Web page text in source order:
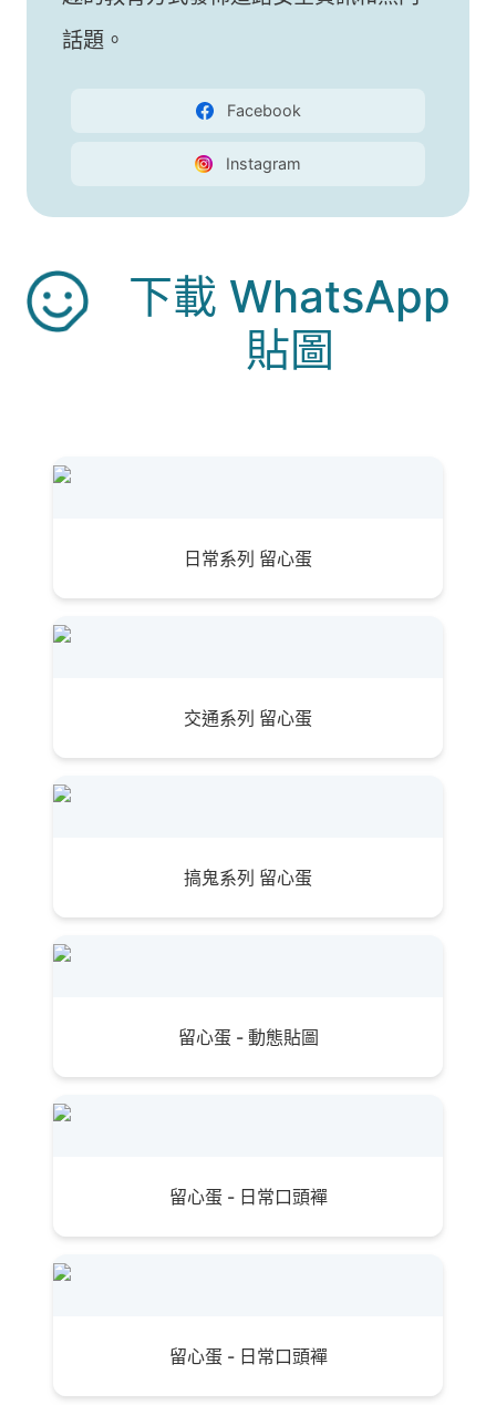
話題。
Facebook
Instagram
下載 WhatsApp
貼圖
日常系列 留心蛋
交通系列 留心蛋
搞鬼系列 留心蛋
留心蛋 - 動態貼圖
留心蛋 - 日常口頭襌
留心蛋 - 日常口頭襌